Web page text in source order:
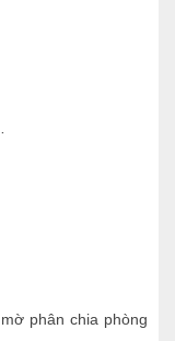
phân chia phòng